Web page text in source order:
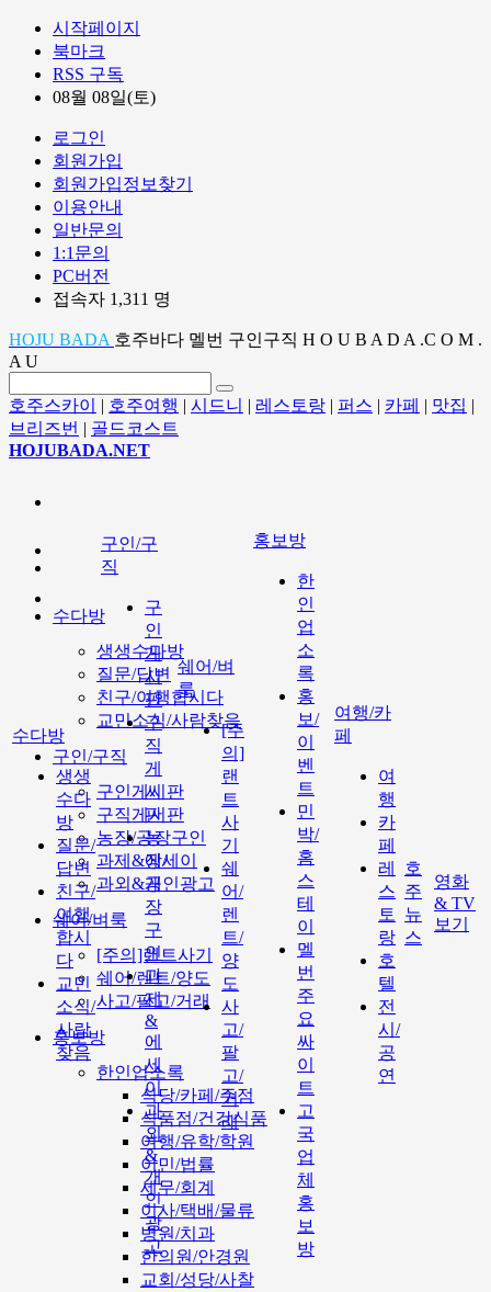
시작페이지
북마크
RSS 구독
08월 08일(토)
로그인
회원가입
회원가입정보찾기
이용안내
일반문의
1:1문의
PC버전
접속자 1,311 명
HOJU BADA 호주바다 멜번 구인구직 H O U B A D A .C O M .
A U
호주스카이 | 호주여행 | 시드니 | 레스토랑 | 퍼스 | 카페 | 맛집 |
브리즈번 | 골드코스트
HOJUBADA.NET
수다방
생생수다방
질문/답변
친구/여행합시다
교민소식/사람찾음
구인/구직
구인게시판
구직게시판
농장/공장구인
과제&에세이
과외&개인광고
쉐어/벼룩
[주의]랜트사기
쉐어/렌트/양도
사고/팔고/거래
홍보방
한인업소록
식당/카페/주점
식품점/건강식품
여행/유학/학원
이민/법률
세무/회계
이사/택배/물류
병원/치과
한의원/안경원
교회/성당/사찰
수다방
생생
수다
방
질문/
답변
친구/
여행
합시
다
교민
소식/
사람
찾음
구인/구
직
구
인
게
시
판
구
직
게
시
판
농
장/
공
장
구
인
과
제
&
에
세
이
과
외
&
개
인
광
고
쉐어/벼
룩
[주
의]
랜
트
사
기
쉐
어/
렌
트/
양
도
사
고/
팔
고/
거
래
홍보방
한
인
업
소
록
홍
보/
이
벤
트
민
박/
홈
스
테
이
멜
번
주
요
싸
이
트
고
국
업
체
홍
보
방
여행/카
페
여
행
카
페
레
스
토
랑
호
텔
전
시/
공
연
호
주
뉴
스
영화
& TV
보기